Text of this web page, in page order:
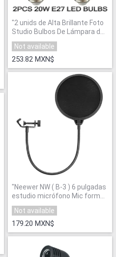
"2 unids de Alta Brillante Foto
Studio Bulbos De Lámpara de
Luz Iluminación de la
Fotografía 20 W 6000-6500 K
110 V-220 V de Iluminación
Fotográfica"
Not available
253.82 MXN$
"Neewer NW ( B-3 ) 6 pulgadas
estudio micrófono Mic forma
redonda viento Pop máscara
de filtro Shield con soporte
Clip ( negro )"
Not available
179.20 MXN$